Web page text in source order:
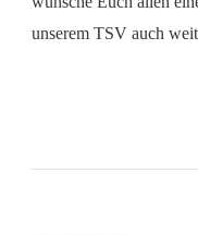
unserem TSV auch